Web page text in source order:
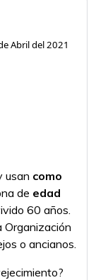
Abril del 2021
usan como
de edad
60 años.
Organización
o ancianos.